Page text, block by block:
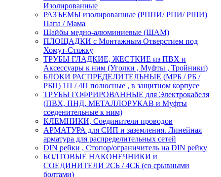
Изолированные
РАЗЪЕМЫ изолированные (РППИ/ РПИ/ РШИ)
Папа / Мама
Шайбы медно-алюминиевые (ШАМ)
ПЛОЩАДКИ с Монтажным Отверстием под
Хомут-Стяжку
ТРУБЫ ГЛАДКИЕ, ЖЕСТКИЕ из ПВХ и
Аксессуары к ним (Уголки , Муфты , Тройники)
БЛОКИ РАСПРЕДЕЛИТЕЛЬНЫЕ (МРБ / РБ /
РБП) 1П / 4П полюсные , в защитном корпусе
ТРУБЫ ГОФРИРОВАННЫЕ для Электрокабеля
(ПВХ, ПНД, МЕТАЛЛОРУКАВ и Муфты
соеденительные к ним)
КЛЕМНИКИ, Соединители проводов
АРМАТУРА для СИП и заземления. Линейная
арматура для распределительных сетей
DIN рейки , Стопор/ограничитель на DIN рейку
БОЛТОВЫЕ НАКОНЕЧНИКИ и
СОЕДИНИТЕЛИ 2СБ / 4СБ (со срывными
болтами)